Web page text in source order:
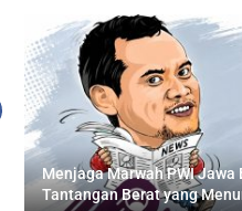
Menjaga Marwah PWI Jawa
Tantangan Berat yang